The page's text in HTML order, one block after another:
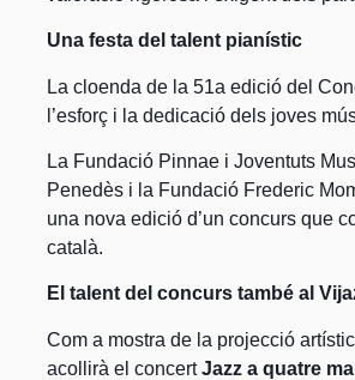
Una festa del talent pianístic
La cloenda de la 51a edició del
l’esforç i la dedicació dels joves
La Fundació Pinnae i Joventuts
Penedès i la Fundació Frederic
una nova edició d’un concurs que
català.
El talent del concurs també al
Com a mostra de la projecció
acollirà el concertJazz a quatre